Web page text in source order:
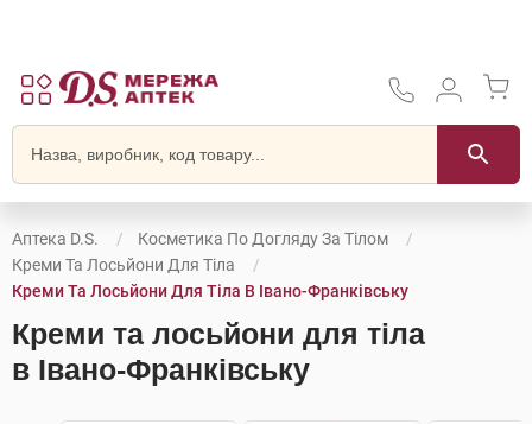
Аптека D.S.
Косметика По Догляду За Тілом
Креми Та Лосьйони Для Тіла
Креми Та Лосьйони Для Тіла В Івано-Франківську
Креми та лосьйони для тіла
в Івано-Франківську